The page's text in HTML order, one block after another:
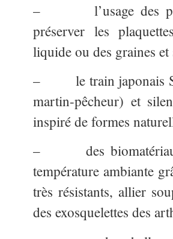
– l’usage des
préserver les
liquide ou des graines et
– le train japonais
martin-pêcheur) et
inspiré de formes
– des biomatériaux
température ambiante
très résistants, allier
des exosquelettes des